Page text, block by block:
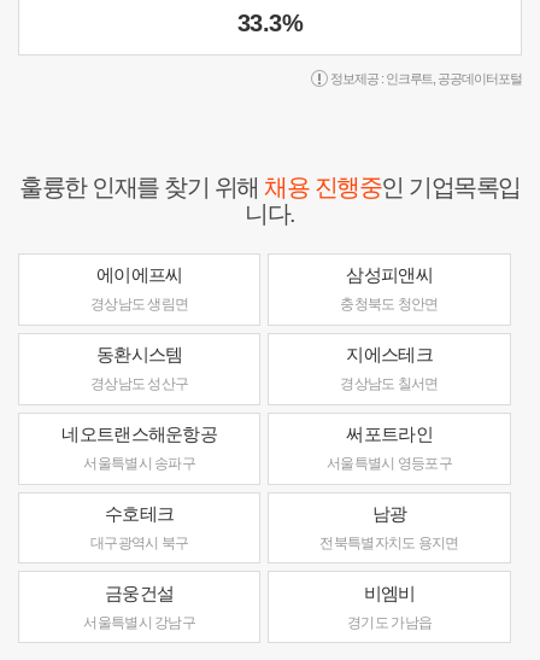
33.3%
정보제공 : 인크루트 공공데이터포털
훌륭한 인재를 찾기 위해채용 진행중인 기업목록입
니다.
에이에프씨
경상남도 생림면
삼성피앤씨
충청북도 청안면
동환시스템
경상남도 성산구
지에스테크
경상남도 칠서면
네오트랜스해운항공
서울특별시 송파구
써포트라인
서울특별시 영등포구
수호테크
대구광역시 북구
남광
전북특별자치도 용지면
금웅건설
서울특별시 강남구
비엠비
경기도 가남읍